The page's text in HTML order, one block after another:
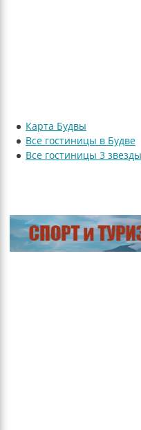
Карта Будвы
Все гостиницы в Будве
Все гостиницы 3